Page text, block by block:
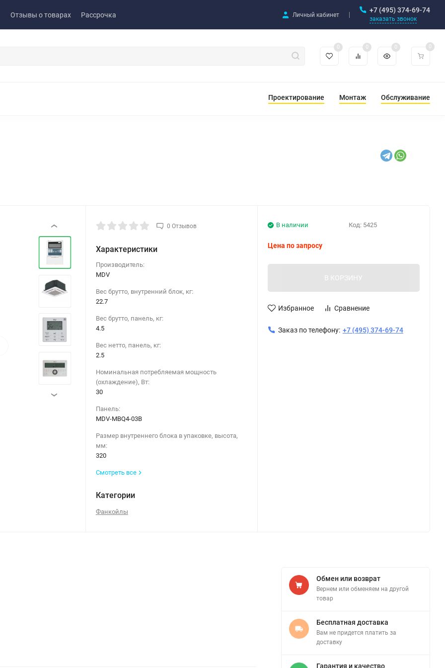
Отзывы о товарах Рассрочка Личный кабинет
+7 (495) 374-69-74
заказать звонок
0 0 0 0
Проектирование Монтаж Обслуживание
‹
›
0 Отзывов
Характеристики
Производитель:
MDV
Вес брутто, внутренний блок, кг:
22.7
Вес брутто, панель, кг:
4.5
Вес нетто, панель, кг:
2.5
Номинальная потребляемая мощность
(охлаждение), Вт:
30
Панель:
MDV-MBQ4-03B
Размер внутреннего блока в упаковке, высота,
мм:
320
Смотреть все
Категории
Фанкойлы
Код: 5425
В наличии
Цена по запросу
В КОРЗИНУ
Избранное Сравнение
Заказ по телефону: +7 (495) 374-69-74
Обмен или возврат
Вернем или обменяем на другой
товар
Бесплатная доставка
Вам не придется платить за
доставку
Гарантия и качество